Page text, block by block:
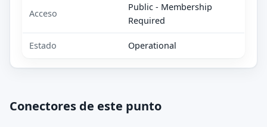
Acceso
Public - Membership
Required
Estado Operational
Conectores de este punto